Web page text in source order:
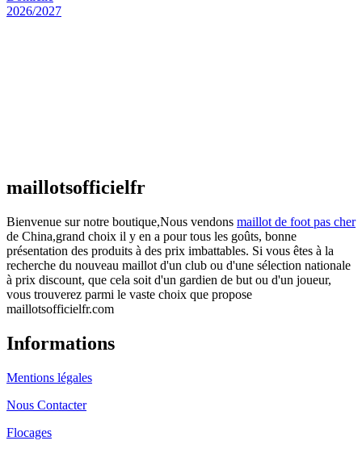
maillotsofficielfr
Bienvenue sur notre boutique,Nous vendons maillot de foot pas cher
de China,grand choix il y en a pour tous les goûts, bonne
présentation des produits à des prix imbattables. Si vous êtes à la
recherche du nouveau maillot d'un club ou d'une sélection nationale
à prix discount, que cela soit d'un gardien de but ou d'un joueur,
vous trouverez parmi le vaste choix que propose
maillotsofficielfr.com
Informations
Mentions légales
Nous Contacter
Flocages